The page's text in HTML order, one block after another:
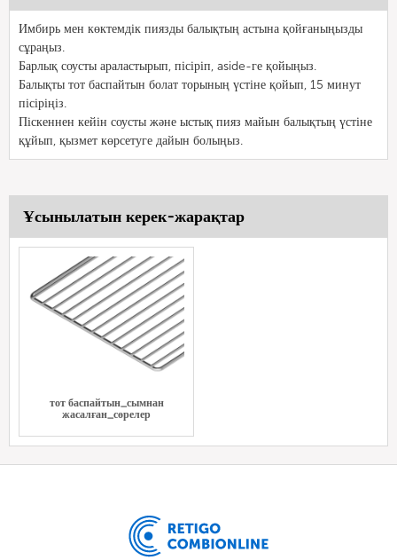
Имбирь мен көктемдік пиязды балықтың астына қойғаныңызды
сұраңыз.
Барлық соусты араластырып, пісіріп, aside-ге қойыңыз.
Балықты тот баспайтын болат торының үстіне қойып, 15 минут
пісіріңіз.
Піскеннен кейін соусты және ыстық пияз майын балықтың үстіне
құйып, қызмет көрсетуге дайын болыңыз.
Ұсынылатын керек-жарақтар
тот баспайтын_сымнан
жасалған_сөрелер